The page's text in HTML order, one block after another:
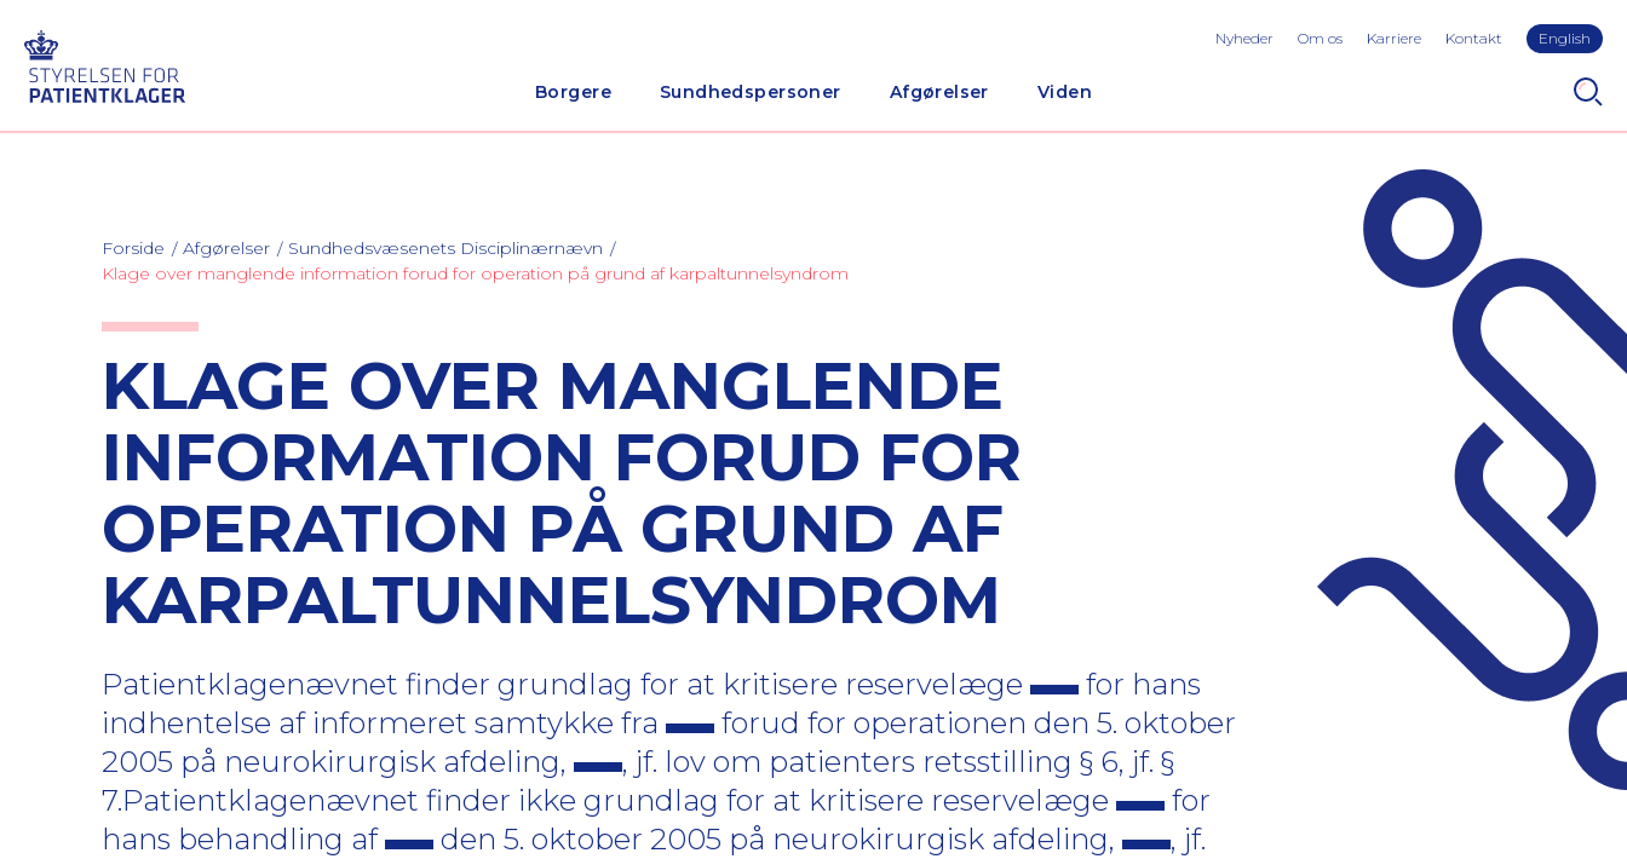
Borgere Sundhedspersoner Afgørelser Viden
Nyheder Om os Karriere Kontakt English
Forside Afgørelser
Sundhedsvæsenets Disciplinærnævn
Klage over manglende information forud for operation på grund af karpaltunnelsyndrom
KLAGE OVER MANGLENDE
INFORMATION FORUD FOR
OPERATION PÅ GRUND AF
KARPALTUNNELSYNDROM
Patientklagenævnet finder grundlag for at kritisere reservelæge
for hans
indhentelse af informeret samtykke fra
forud for operationen den 5. oktober
2005 på neurokirurgisk afdeling,
, jf. lov om patienters retsstilling § 6, jf. §
7.Patientklagenævnet finder ikke grundlag for at kritisere reservelæge
for
hans behandling af
den 5. oktober 2005 på neurokirurgisk afdeling,
, jf.